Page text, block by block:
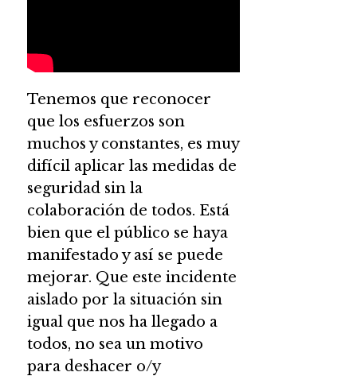
Tenemos que reconocer
que los esfuerzos son
muchos y constantes, es muy
difícil aplicar las medidas de
seguridad sin la
colaboración de todos. Está
bien que el público se haya
manifestado y así se puede
mejorar. Que este incidente
aislado por la situación sin
igual que nos ha llegado a
todos, no sea un motivo
para deshacer o/y